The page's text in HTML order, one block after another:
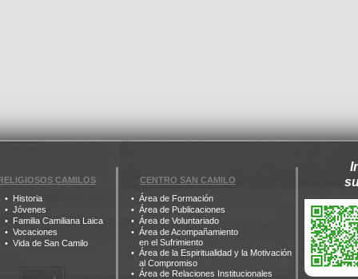
CAMILOS
Historia
Jóvenes
Familia Camiliana Laica
Vocaciones
Vida de San Camilo
CENTRO SAN CAMILO
Área de Formación
Área de Publicaciones
Área de Voluntariado
Área de Acompañamiento
en el Sufrimiento
Área de la Espiritualidad y la Motivación
al Compromiso
Área de Relaciones Institucionales